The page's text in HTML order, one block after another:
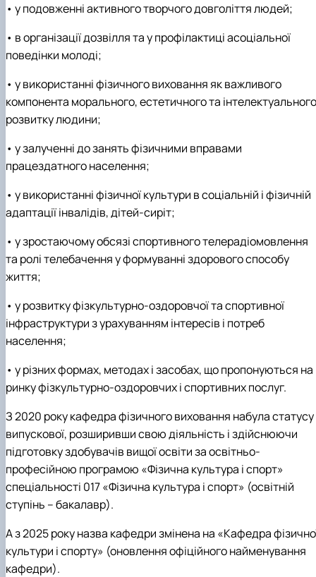
• у подовженні активного творчого довголіття людей;
• в організації дозвілля та у профілактиці асоціальної
поведінки молоді;
• у використанні фізичного виховання як важливого
компонента морального, естетичного та інтелектуального
розвитку людини;
• у залученні до занять фізичними вправами
працездатного населення;
• у використанні фізичної культури в соціальній і фізичній
адаптації інвалідів, дітей-сиріт;
• у зростаючому обсязі спортивного телерадіомовлення
та ролі телебачення у формуванні здорового способу
життя;
• у розвитку фізкультурно-оздоровчої та спортивної
інфраструктури з урахуванням інтересів і потреб
населення;
• у різних формах, методах і засобах, що пропонуються на
ринку фізкультурно-оздоровчих і спортивних послуг.
З 2020 року кафедра фізичного виховання набула статусу
випускової, розширивши свою діяльність і здійснюючи
підготовку здобувачів вищої освіти за освітньо-
професійною програмою «Фізична культура і спорт»
спеціальності 017 «Фізична культура і спорт» (освітній
ступінь – бакалавр).
А з 2025 року назва кафедри змінена на «Кафедра
культури і спорту» (оновлення офіційного найменування
кафедри).